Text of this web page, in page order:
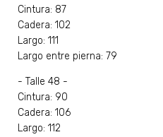
Cintura: 87
Cadera: 102
Largo: 111
Largo entre pierna: 79
- Talle 48 -
Cintura: 90
Cadera: 106
Largo: 112